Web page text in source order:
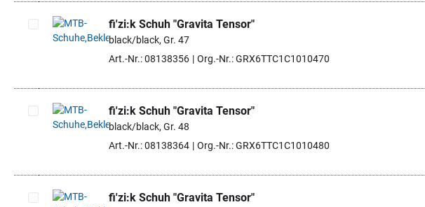
Artikel auswählen
fi'zi:k Schuh "Gravita Tensor"
black/black, Gr. 47
Art.-Nr.: 08138356
Org.-Nr.: GRX6TTC1C1010470
Artikel auswählen
fi'zi:k Schuh "Gravita Tensor"
black/black, Gr. 48
Art.-Nr.: 08138364
Org.-Nr.: GRX6TTC1C1010480
fi'zi:k Schuh "Gravita Tensor"